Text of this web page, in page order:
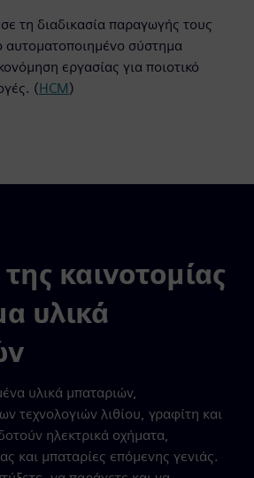
τη διαδικασία παραγωγής τους
αυτοματοποιημένο σύστημα
εργασίας για ποιοτικό
(HCM)
καινοτομίας
υλικά
υλικά μπαταριών,
τεχνολογιών λιθίου, γραφίτη και
ηλεκτρικά οχήματα,
και μπαταρίες επόμενης γενιάς.